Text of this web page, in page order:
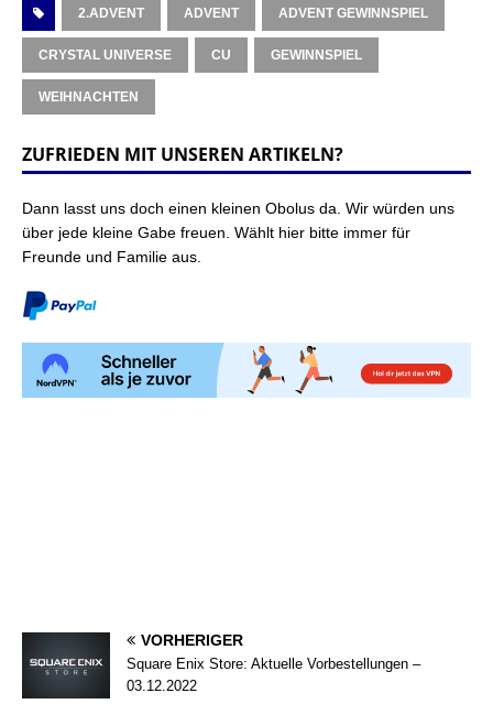
2.ADVENT ADVENT ADVENT GEWINNSPIEL
CRYSTAL UNIVERSE CU GEWINNSPIEL
WEIHNACHTEN
ZUFRIEDEN MIT UNSEREN ARTIKELN?
Dann lasst uns doch einen kleinen Obolus da. Wir würden uns
über jede kleine Gabe freuen. Wählt hier bitte immer für
Freunde und Familie aus.
VORHERIGER
Square Enix Store: Aktuelle Vorbestellungen –
03.12.2022